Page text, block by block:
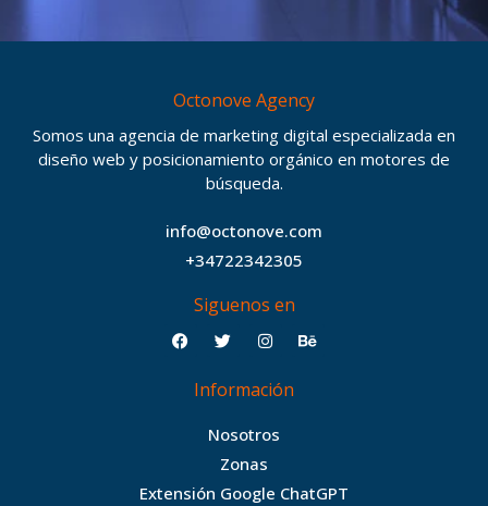
Octonove Agency
Somos una agencia de marketing digital especializada en
diseño web y posicionamiento orgánico en motores de
búsqueda.
info@octonove.com
+34722342305
Siguenos en
F
T
i
t
e
I
s
a
B
Información
Nosotros
Zonas
Extensión Google ChatGPT